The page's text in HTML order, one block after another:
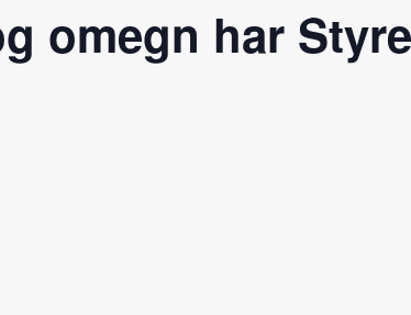
omegn har